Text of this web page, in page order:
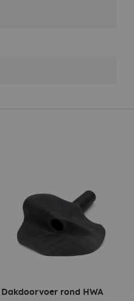
Dakdoorvoer rond HWA